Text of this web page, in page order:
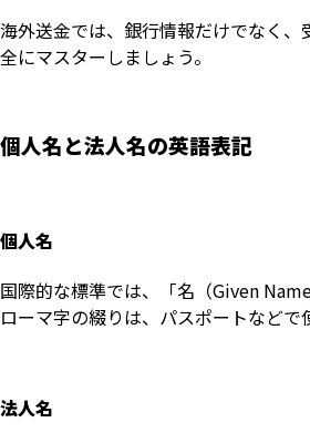
海外送金では、銀行情報だけでなく
全にマスターしましょう。
個人名と法人名の英語表記
個人名
国際的な標準では、「名（Given
ローマ字の綴りは、パスポートなど
法人名